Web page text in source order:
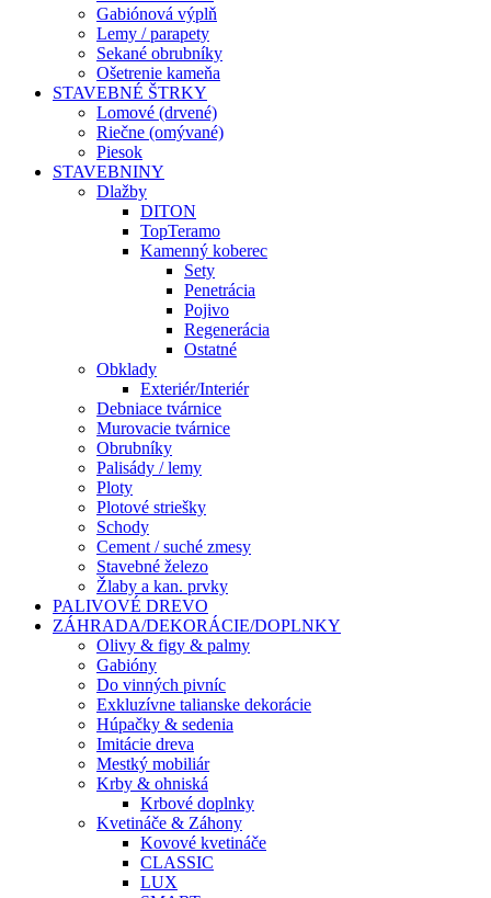
Gabiónová výplň
Lemy / parapety
Sekané obrubníky
Ošetrenie kameňa
STAVEBNÉ ŠTRKY
Lomové (drvené)
Riečne (omývané)
Piesok
STAVEBNINY
Dlažby
DITON
TopTeramo
Kamenný koberec
Sety
Penetrácia
Pojivo
Regenerácia
Ostatné
Obklady
Exteriér/Interiér
Debniace tvárnice
Murovacie tvárnice
Obrubníky
Palisády / lemy
Ploty
Plotové striešky
Schody
Cement / suché zmesy
Stavebné železo
Žlaby a kan. prvky
PALIVOVÉ DREVO
ZÁHRADA/DEKORÁCIE/DOPLNKY
Olivy & figy & palmy
Gabióny
Do vinných pivníc
Exkluzívne talianske dekorácie
Húpačky & sedenia
Imitácie dreva
Mestký mobiliár
Krby & ohniská
Krbové doplnky
Kvetináče & Záhony
Kovové kvetináče
CLASSIC
LUX